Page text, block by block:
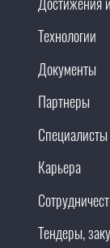
Технологии
Документы
Партнеры
Специалисты
Карьера
Тендеры,